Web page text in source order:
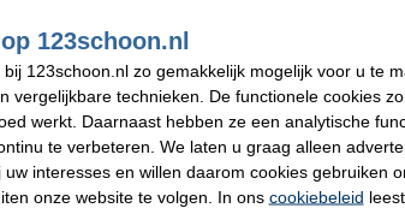
Specificaties
Type:
Vaatwastabletten
Soort:
Tabletten
Serie:
Clean 5-in-1
Geschikt voor: Vaatwasser
Wasbeurten:
100 wasbeurten
Aanbieding:
123schoon.nl
123schoon.nl zo gemakkelijk mogelijk voor u te
vergelijkbare technieken. De functionele cookies
werkt. Daarnaast hebben ze een analytische
te verbeteren. We laten u graag alleen
uw interesses en willen daarom cookies gebruiken
onze website te volgen. In ons cookiebeleid